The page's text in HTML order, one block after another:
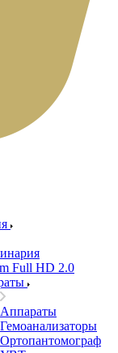
Full HD 2.0
Аппараты
Гемоанализаторы
Ортопантомограф